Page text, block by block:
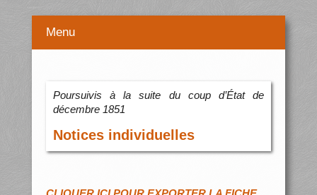
Menu
Poursuivis à la suite du coup d’État de
décembre 1851
Notices individuelles